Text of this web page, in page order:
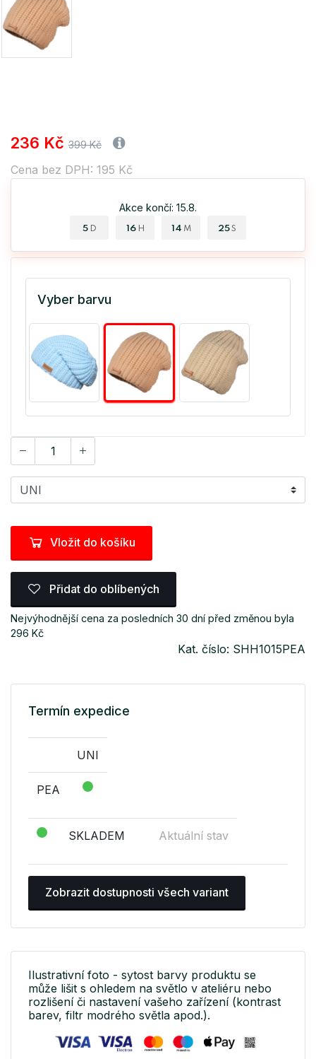
236 Kč 399 Kč
Cena bez DPH: 195 Kč
Akce končí: 15.8.
5 D 16 H 14 M 25 S
Vyber barvu
Vložit do košíku
Přidat do oblíbených
Nejvýhodnější cena za posledních 30 dní před změnou byla
296 Kč
Kat. číslo: SHH1015PEA
Termín expedice
UNI
PEA
SKLADEM Aktuální stav
Zobrazit dostupnosti všech variant
Ilustrativní foto - sytost barvy produktu se
může lišit s ohledem na světlo v ateliéru nebo
rozlišení či nastavení vašeho zařízení (kontrast
barev, filtr modrého světla apod.).